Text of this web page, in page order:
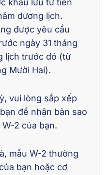
khấu lưu từ tiền
dương lịch.
được yêu cầu
ngày 31 tháng
lịch trước đó (từ
Mười Hai).
vui lòng sắp xếp
để nhận bản sao
2 của bạn.
mẫu W-2 thường
bạn hoặc cơ